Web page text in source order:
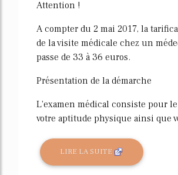
Attention !
A compter du 2 mai 2017, la
de la visite médicale chez un
passe de 33 à 36 euros.
Présentation de la démarche
L'examen médical consiste pour
votre aptitude physique ainsi que
LIRE LA SUITE